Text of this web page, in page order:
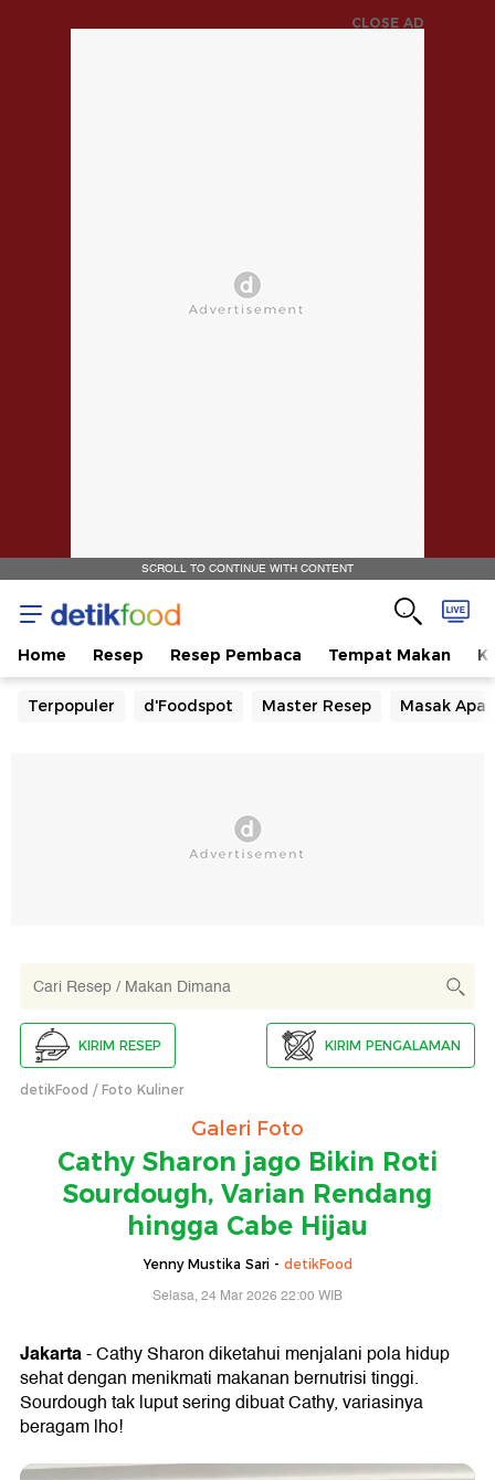
CLOSE AD
SCROLL TO CONTINUE WITH CONTENT
Home Resep Resep Pembaca Tempat Makan
Terpopuler d'Foodspot Master Resep Masak Apa
KIRIM RESEP KIRIM PENGALAMAN
detikFood Foto Kuliner
Galeri Foto
Cathy Sharon jago Bikin Roti
Sourdough, Varian Rendang
hingga Cabe Hijau
Yenny Mustika Sari - detikFood
Selasa, 24 Mar 2026 22:00 WIB
Jakarta- Cathy Sharon diketahui menjalani pola hidup
sehat dengan menikmati makanan bernutrisi tinggi.
Sourdough tak luput sering dibuat Cathy, variasinya
beragam lho!